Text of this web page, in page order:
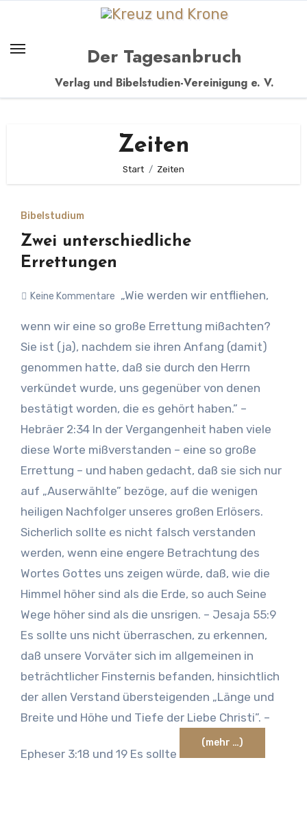
springen
Der Tagesanbruch
Verlag und Bibelstudien-Vereinigung e. V.
Zeiten
Start Zeiten
Bibelstudium
Zwei unterschiedliche
Errettungen
Keine Kommentare „Wie werden wir entfliehen,
wenn wir eine so große Errettung mißachten?
Sie ist (ja), nachdem sie ihren Anfang (damit)
genommen hatte, daß sie durch den Herrn
verkündet wurde, uns gegenüber von denen
bestätigt worden, die es gehört haben.” –
Hebräer 2:34 In der Vergangenheit haben viele
diese Worte mißverstanden – eine so große
Errettung – und haben gedacht, daß sie sich nur
auf „Auserwählte” bezöge, auf die wenigen
heiligen Nachfolger unseres großen Erlösers.
Sicherlich sollte es nicht falsch verstanden
werden, wenn eine engere Betrachtung des
Wortes Gottes uns zeigen würde, daß, wie die
Himmel höher sind als die Erde, so auch Seine
Wege höher sind als die unsrigen. – Jesaja 55:9
Es sollte uns nicht überraschen, zu erkennen,
daß unsere Vorväter sich im allgemeinen in
beträchtlicher Finsternis befanden, hinsichtlich
der allen Verstand übersteigenden „Länge und
Breite und Höhe und Tiefe der Liebe Christi”. –
Epheser 3:18 und 19 Es sollte
(mehr …)